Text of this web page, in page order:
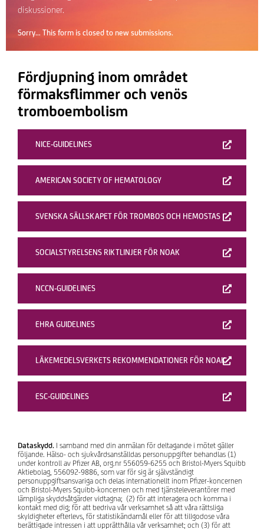
diskussioner.
Statusmeddelande
Sorry… This form is closed to new submissions.
Fördjupning inom området
förmaksflimmer och venös
tromboembolism
NICE-GUIDELINES
AMERICAN SOCIETY OF HEMATOLOGY
SVENSKA SÄLLSKAPET FÖR TROMBOS OCH HEMOSTAS
SOCIALSTYRELSENS RIKTLINJER FÖR NOAK
NCCN-GUIDELINES
EHRA GUIDELINES
LÄKEMEDELSVERKETS REKOMMENDATIONER FÖR NOAK
ESC-GUIDELINES
Dataskydd. I samband med din anmälan för deltagande i mötet gäller
följande. Hälso- och sjukvårdsanställdas personuppgifter behandlas (1)
under kontroll av Pfizer AB, org.nr 556059-6255 och Bristol-Myers Squibb
Aktiebolag, 556092-9886, som var för sig är självständigt
personuppgiftsansvariga och delas internationellt inom Pfizer-koncernen
och Bristol-Myers Squibb-koncernen och med tjänsteleverantörer med
lämpliga skyddsåtgärder vidtagna; (2) för att interagera och komma i
kontakt med dig; för att bedriva vår verksamhet så att våra rättsliga
skyldigheter efterlevs, för statistikändamål eller för att tillgodose våra
berättigade intressen i att upprätthålla vår verksamhet; och (3) för att